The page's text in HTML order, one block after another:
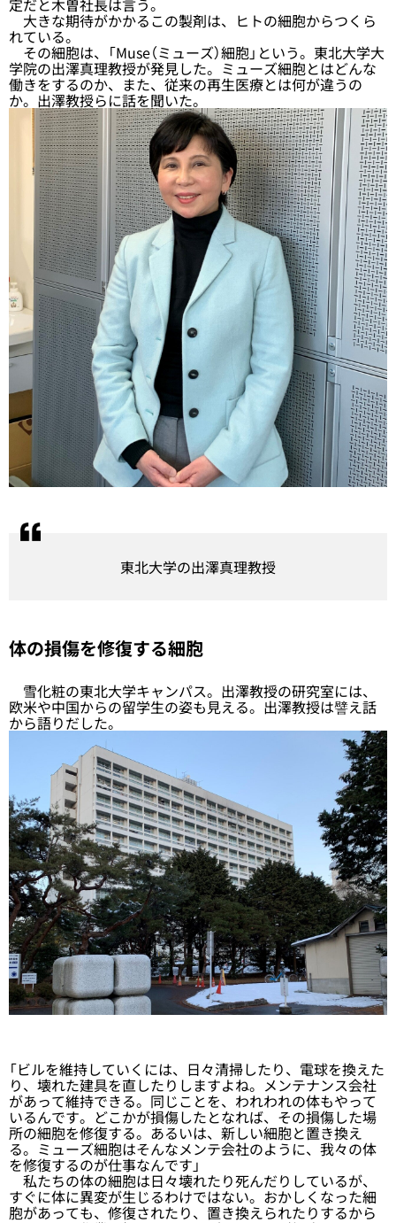
定だと木曽社長は言う。
大きな期待がかかるこの製剤は、ヒトの細胞からつくら
れている。
その細胞は、「Muse（ミューズ）細胞」という。東北大学大
学院の出澤真理教授が発見した。ミューズ細胞とはどんな
働きをするのか、また、従来の再生医療とは何が違うの
か。出澤教授らに話を聞いた。
東北大学の出澤真理教授
体の損傷を修復する細胞
雪化粧の東北大学キャンパス。出澤教授の研究室には、
欧米や中国からの留学生の姿も見える。出澤教授は譬え話
から語りだした。
「ビルを維持していくには、日々清掃したり、電球を換えた
り、壊れた建具を直したりしますよね。メンテナンス会社
があって維持できる。同じことを、われわれの体もやって
いるんです。どこかが損傷したとなれば、その損傷した場
所の細胞を修復する。あるいは、新しい細胞と置き換え
る。ミューズ細胞はそんなメンテ会社のように、我々の体
を修復するのが仕事なんです」
私たちの体の細胞は日々壊れたり死んだりしているが、
すぐに体に異変が生じるわけではない。おかしくなった細
胞があっても、修復されたり、置き換えられたりするから